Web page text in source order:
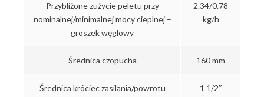
Przybliżone zużycie peletu przy
nominalnej/minimalnej mocy cieplnej –
groszek węglowy
2.34/0.78
kg/h
Średnica czopucha 160 mm
Średnica króciec zasilania/powrotu 1 1/2″